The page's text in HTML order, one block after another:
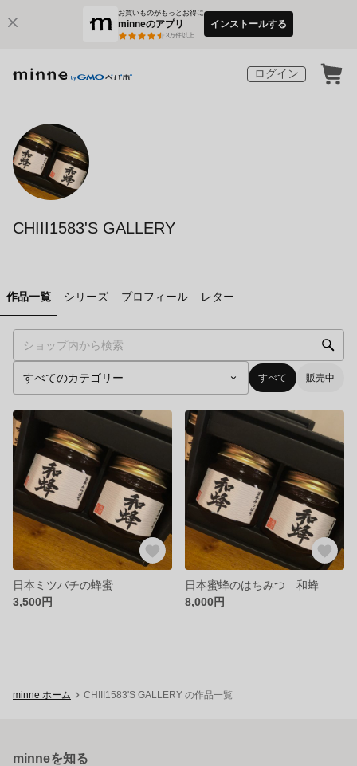
お買いものがもっとお得に
minneのアプリ
3万件以上
インストールする
ログイン
CHIII1583'S GALLERY
作品一覧 シリーズ プロフィール レター
すべて 販売中
日本ミツバチの蜂蜜
3,500円
日本蜜蜂のはちみつ 和蜂
8,000円
minne ホーム CHIII1583'S GALLERY の作品一覧
minneを知る